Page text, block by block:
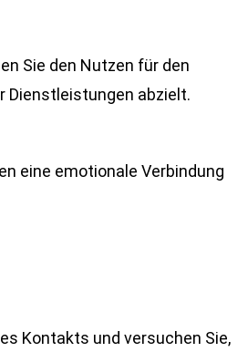
Sie den Nutzen für den
Dienstleistungen abzielt.
eine emotionale Verbindung
Kontakts und versuchen Sie,